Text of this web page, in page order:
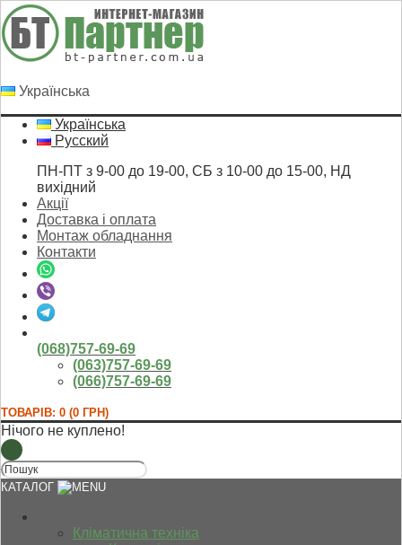
Українська
Українська
Русский
ПН-ПТ з 9-00 до 19-00, СБ з 10-00 до 15-00, НД
вихідний
Акції
Доставка і оплата
Монтаж обладнання
Контакти
(068)757-69-69
(063)757-69-69
(066)757-69-69
ТОВАРІВ: 0 (0 ГРН)
Нічого не куплено!
КАТАЛОГ
Кліматична техніка